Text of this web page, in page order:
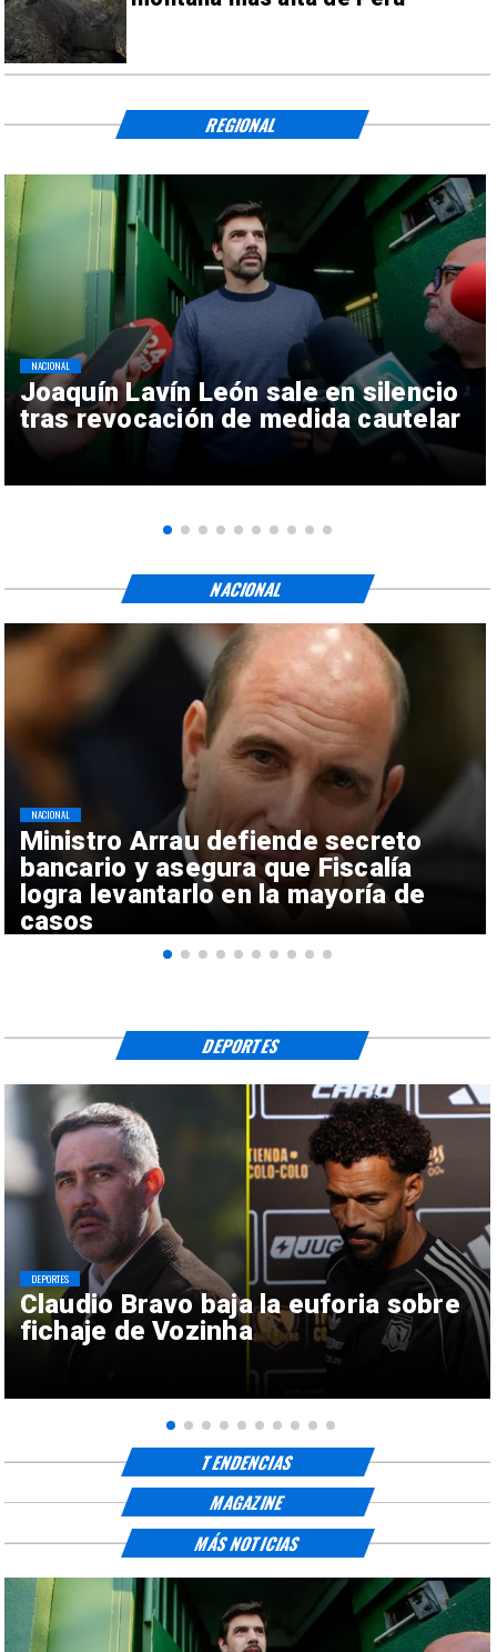
Joaquín Lavín León sale en silencio
tras revocación de medida cautelar
NACIONAL
REGIONAL
Ministro Arrau defiende secreto
bancario y asegura que Fiscalía
logra levantarlo en la mayoría de
casos
NACIONAL
NACIONAL
Claudio Bravo baja la euforia sobre
fichaje de Vozinha
DEPORTES
DEPORTES
TENDENCIAS
MAGAZINE
MÁS NOTICIAS